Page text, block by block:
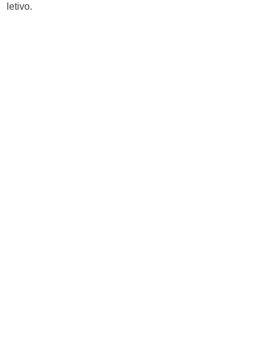
letivo.